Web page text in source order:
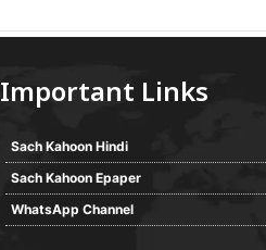
Important Links
Sach Kahoon Hindi
Sach Kahoon Epaper
WhatsApp Channel